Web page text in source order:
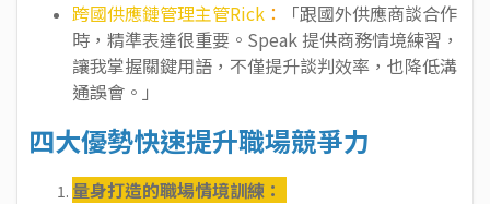
跨國供應鏈管理主管Rick ：
「跟國外供應商談合作
時，精準表達很重要。Speak 提供商務情境練習，
讓我掌握關鍵用語，不僅提升談判效率，也降低溝
通誤會。」
四大優勢快速提升職場競爭力
量身打造的職場情境訓練：